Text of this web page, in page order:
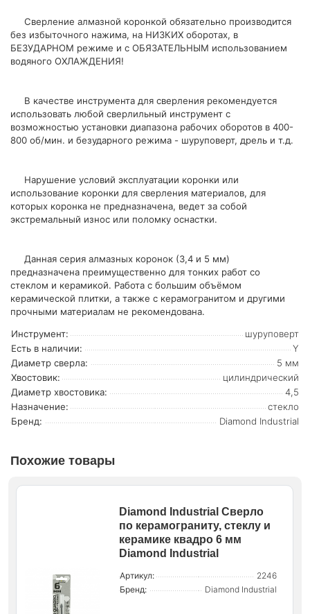
Сверление алмазной коронкой обязательно производится
без избыточного нажима, на НИЗКИХ оборотах, в
БЕЗУДАРНОМ режиме и с ОБЯЗАТЕЛЬНЫМ использованием
водяного ОХЛАЖДЕНИЯ!
В качестве инструмента для сверления рекомендуется
использовать любой сверлильный инструмент с
возможностью установки диапазона рабочих оборотов в 400-
800 об/мин. и безударного режима - шуруповерт, дрель и т.д.
Нарушение условий эксплуатации коронки или
использование коронки для сверления материалов, для
которых коронка не предназначена, ведет за собой
экстремальный износ или поломку оснастки.
Данная серия алмазных коронок (3,4 и 5 мм)
предназначена преимущественно для тонких работ со
стеклом и керамикой. Работа с большим объёмом
керамической плитки, а также с керамогранитом и другими
прочными материалам не рекомендована.
Инструмент:
шуруповерт
Есть в наличии:
Y
Диаметр сверла:
5 мм
Хвостовик:
цилиндрический
Диаметр хвостовика:
4,5
Назначение:
стекло
Бренд:
Diamond Industrial
Похожие товары
Diamond Industrial Сверло
по керамограниту, стеклу и
керамике квадро 6 мм
Diamond Industrial
Артикул:
2246
Бренд:
Diamond Industrial